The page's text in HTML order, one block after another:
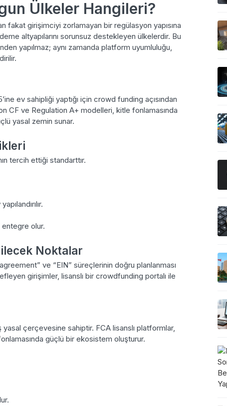
Ülkeler Hangileri?
fakat girişimciyi zorlamayan bir regülasyon yapısına
altyapılarını sorunsuz destekleyen ülkelerdir. Bu
yapılmaz; aynı zamanda platform uyumluluğu,
ev sahipliği yaptığı için crowd funding açısından
CF ve Regulation A+ modelleri, kitle fonlamasında
yasal zemin sunar.
tercih ettiği standarttır.
entegre olur.
Noktalar
ve “EIN” süreçlerinin doğru planlanması
girişimler, lisanslı bir crowdfunding portalı ile
yasal çerçevesine sahiptir. FCA lisanslı platformlar,
güçlü bir ekosistem oluşturur.